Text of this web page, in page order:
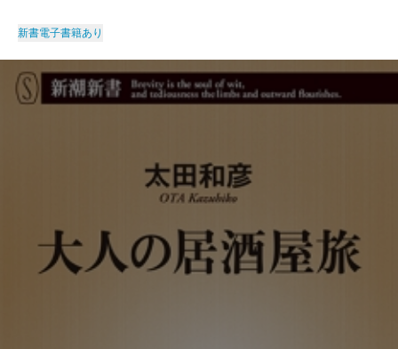
新書電子書籍あり